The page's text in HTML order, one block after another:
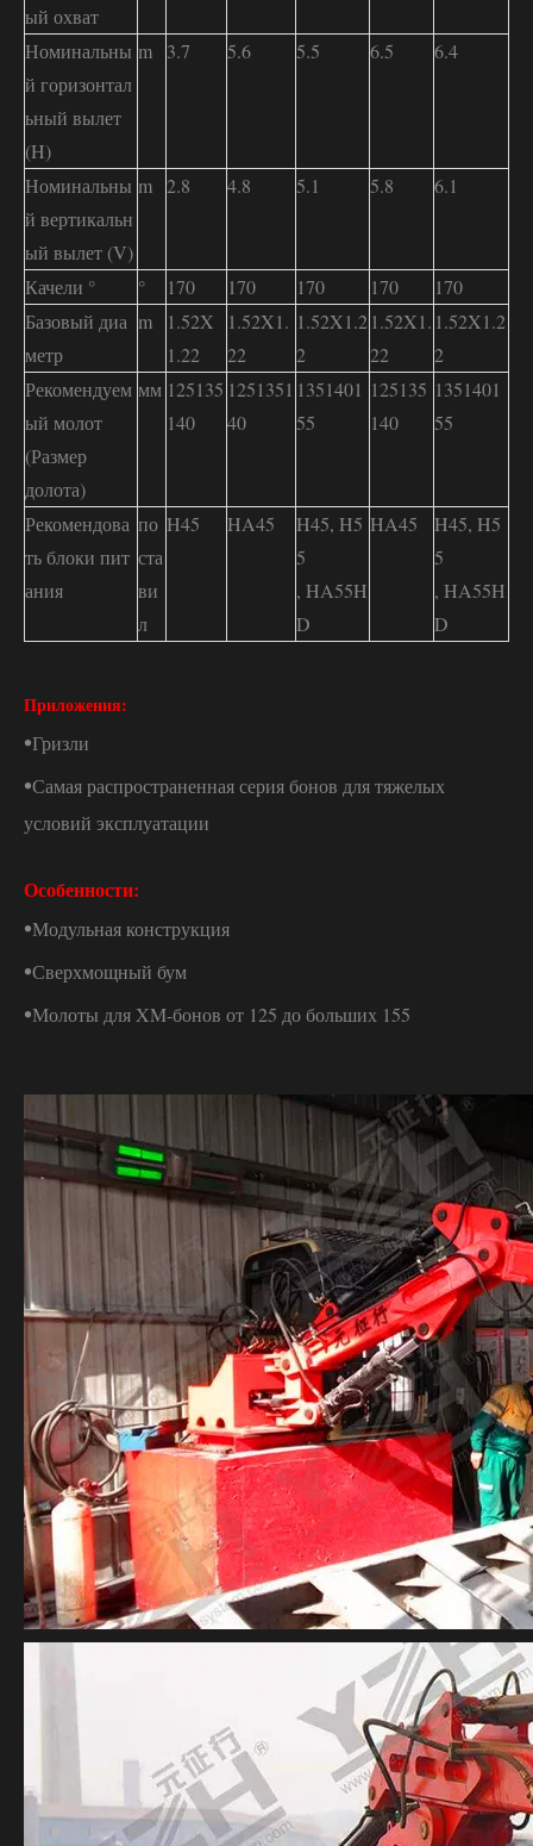
ый охват
Номинальны
й горизонтал
ьный вылет
(H)
m 3.7 5.6 5.5 6.5 6.4
Номинальны
й вертикальн
ый вылет (V)
m 2.8 4.8 5.1 5.8 6.1
Качели ° ° 170 170 170 170
170
Базовый диа
метр
m
1.52X
1.22
1.52X1.
22
1.52X1.2
2
1.52X1.
22
1.52X1.2
2
Рекомендуем
ый молот
(Размер
долота)
мм 125135
140
1251351
40
1351401
55
125135
140
1351401
55
Рекомендова
ть блоки пит
ания
по
ста
ви
л
H45 HA45
H45, H5
5
, HA55H
D
HA45
H45, H5
5
, HA55H
D
Приложения:
•Гризли
•Самая распространенная серия бонов для тяжелых
условий эксплуатации
Особенности:
•Модульная конструкция
•Сверхмощный бум
•Молоты для XM-бонов от 125 до больших 155